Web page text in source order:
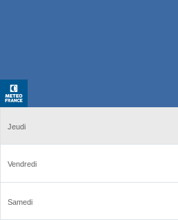
Jeudi
Vendredi
Samedi